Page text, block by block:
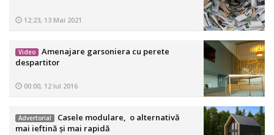
12:23, 13 Mai 2021
Video
Amenajare garsoniera cu perete
despartitor
00:00, 12 Iul 2016
Advertorial
Casele modulare, o alternativă
mai ieftină și mai rapidă